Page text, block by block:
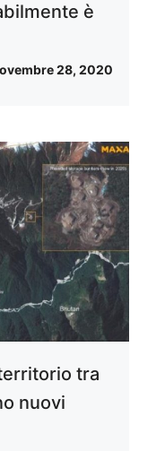
è
28, 2020
tra
nuovi